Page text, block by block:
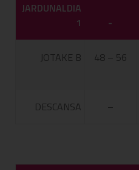
JARDUNALDIA
1
-
JOTAKE B 48 – 56
DESCANSA –